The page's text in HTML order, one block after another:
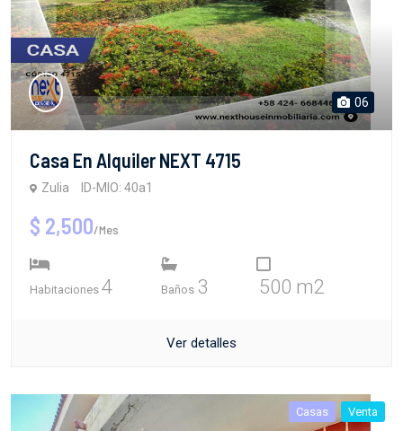
06
Casa En Alquiler NEXT 4715
Zulia ID-MIO: 40a1
$ 2,500/Mes
Habitaciones 4 Baños 3 500 m2
Ver detalles
Casas Venta